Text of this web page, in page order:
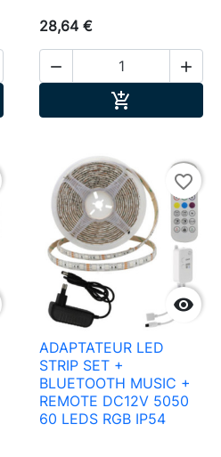
28,64 €
 


favorite_border
ADAPTATEUR LED
STRIP SET +
BLUETOOTH MUSIC +
REMOTE DC12V 5050
60 LEDS RGB IP54